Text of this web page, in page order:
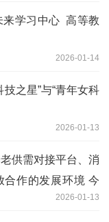
来学习中心​ 高等教
2026-01-14
之星”与“青年女科
2026-01-13
供需对接平台、消
合作的发展环境 今
2026-01-13